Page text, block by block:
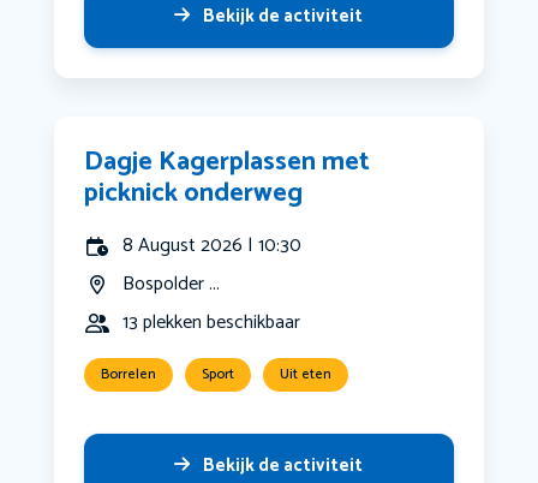
Bekijk de activiteit
Dagje Kagerplassen met
picknick onderweg
8 August 2026 | 10:30
Bospolder ...
13 plekken beschikbaar
Borrelen Sport Uit eten
Bekijk de activiteit